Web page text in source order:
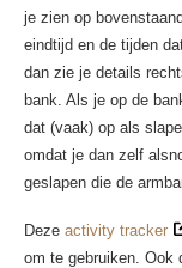
je zien op
eindtijd en de tijden
dan zie je details
bank. Als je op de
dat (vaak) op als
omdat je dan zelf
geslapen die de
Deze activity tracker
om te gebruiken. Ook